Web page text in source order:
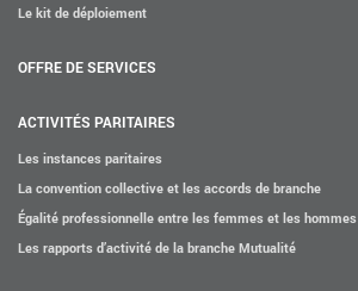
Le kit de déploiement
OFFRE DE SERVICES
ACTIVITÉS PARITAIRES
Les instances paritaires
La convention collective et les accords de branche
Égalité professionnelle entre les femmes et les hommes
Les rapports d’activité de la branche Mutualité